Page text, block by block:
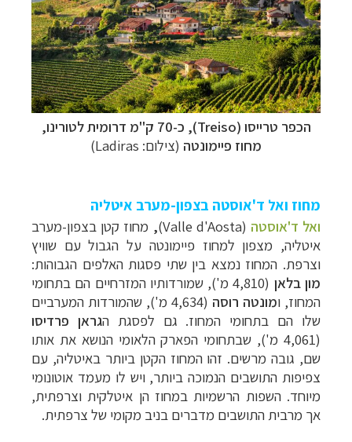
הכפר טרייסו (Treiso), כ-70 ק"מ דרומית לטורינו,
מחוז פיימונטה (צילום: Ladiras
)
מחוז ואל ד'אוסטה בצפון-מערב איטליה
ואל ד'אוסטה (Valle d'Aosta)
, מחוז קטן בצפון-מערב
איטליה, מצפון למחוז פיימונטה על הגבול עם שוויץ
וצרפת. המחוז נמצא בין שתי פסגות האלפים הגבוהות:
מון בלאן
(4,810 מ'), שמורדותיו המזרחיים הם בתחומי
המחוז, ומונטה רוסה
(4,634 מ'), שהמורדות המערביים
שלו הם בתחומי המחוז. גם לפסגת הגראן פרדיסו
(4,061 מ'), שבתחומי הפארק הלאומי הנושא את אותו
שם, גובה מרשים. זהו המחוז הקטן ביותר באיטליה, עם
צפיפות התושבים הנמוכה ביותר, ויש לו מעמד אוטונומי
מיוחד. השפות הרשמיות במחוז הן איטלקית וצרפתית,
אך מרבית התושבים מדברים בניב מקומי של צרפתית.
קרוזים והפלגות נופשלחצו לרשימת היעדים »